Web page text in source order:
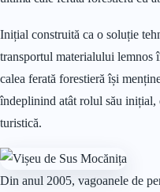
Inițial construită ca o soluție
transportul materialului lemnos
calea ferată forestieră își
îndeplinind atât rolul său inițial,
turistică.
Din anul 2005, vagoanele de